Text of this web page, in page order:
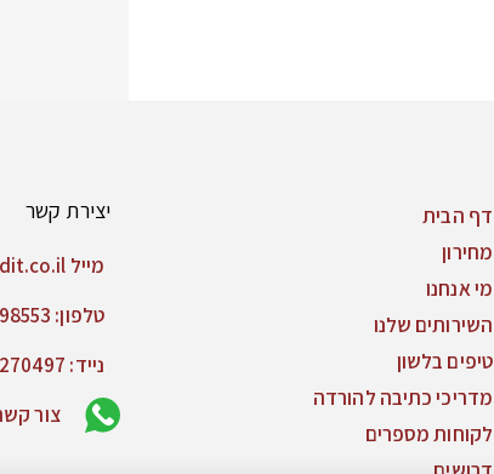
דף הבית
מחירון
מי אנחנו
השירותים שלנו
טיפים בלשון
מדריכי כתיבה להורדה
לקוחות מספרים
יצירת קשר
מייל dafna@iedit.co.il
טלפון: 02-5798553
נייד: 050-2270497
צור